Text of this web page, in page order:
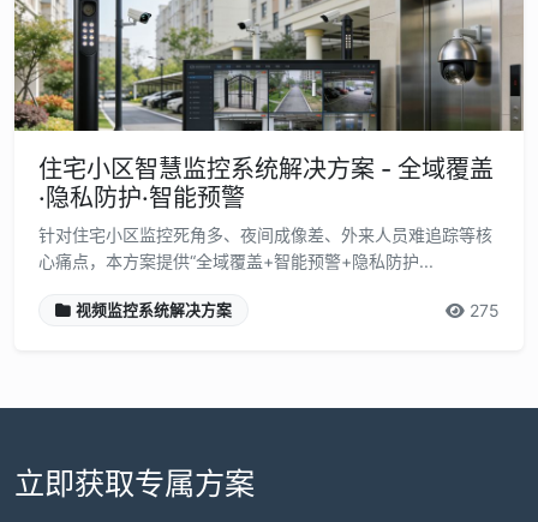
住宅小区智慧监控系统解决方案 - 全域覆盖
·隐私防护·智能预警
针对住宅小区监控死角多、夜间成像差、外来人员难追踪等核
心痛点，本方案提供“全域覆盖+智能预警+隐私防护...
视频监控系统解决方案 275
立即获取专属方案